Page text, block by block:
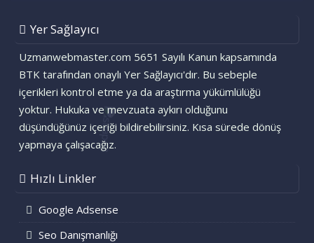
Yer Sağlayıcı
Uzmanwebmaster.com 5651 Sayılı Kanun kapsamında
BTK tarafından onaylı Yer Sağlayıcı'dır. Bu sebeple
içerikleri kontrol etme ya da araştırma yükümlülüğü
yoktur. Hukuka ve mevzuata aykırı olduğunu
düşündüğünüz içeriği bildirebilirsiniz. Kısa sürede dönüş
yapmaya çalışacağız.
Hızlı Linkler
Google Adsense
Seo Danışmanlığı